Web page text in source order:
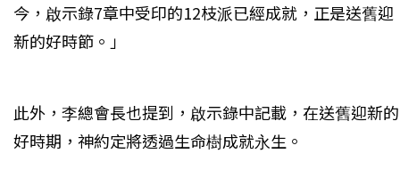
今，啟示錄7章中受印的12枝派已經成就，正是送舊迎
新的好時節。」
此外，李總會長也提到，啟示錄中記載，在送舊迎新的
好時期，神約定將透過生命樹成就永生。